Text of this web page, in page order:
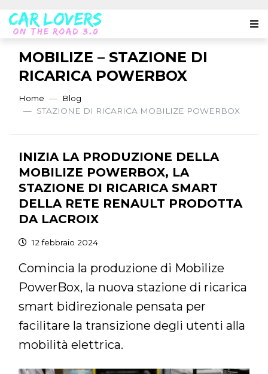
MOBILIZE – STAZIONE DI
RICARICA POWERBOX
Home
Blog
STAZIONE DI RICARICA MOBILIZE POWERBOX
INIZIA LA PRODUZIONE DELLA
MOBILIZE POWERBOX, LA
STAZIONE DI RICARICA SMART
DELLA RETE RENAULT PRODOTTA
DA LACROIX
12 febbraio 2024
Comincia la produzione di Mobilize
PowerBox, la nuova stazione di ricarica
smart bidirezionale pensata per
facilitare la transizione degli utenti alla
mobilità elettrica.